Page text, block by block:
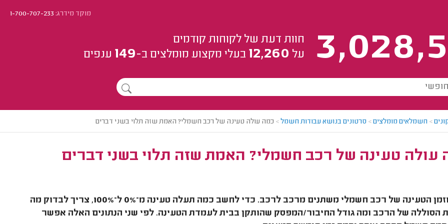
מוקד מידרג:1-700-707-233
חוות דעת של לקוחות קודמים
על 12,260 בעלי מקצוע מומלצים ב-149 ענפים
> חשמלאים מומלצים> סרטונים בנושא עבודות חשמל> כמה עולה טעינה של רכב חשמלי? האמת שזה תלוי בשני דברים
עולה טעינה של רכב חשמלי? האמת שזה תלוי בשני דברים
עלות וזמן הטעינה של רכב חשמלי משתנים מרכב לרכב. כדי לחשב כמה תעלה טעינה מ־0% ל־100%, צריך לבדוק מה
הסוללה של הרכב ומה גודל החיבור/המפסק שהותקן בבית לעמדת הטעינה. לפי שני הנתונים האלה אפשר